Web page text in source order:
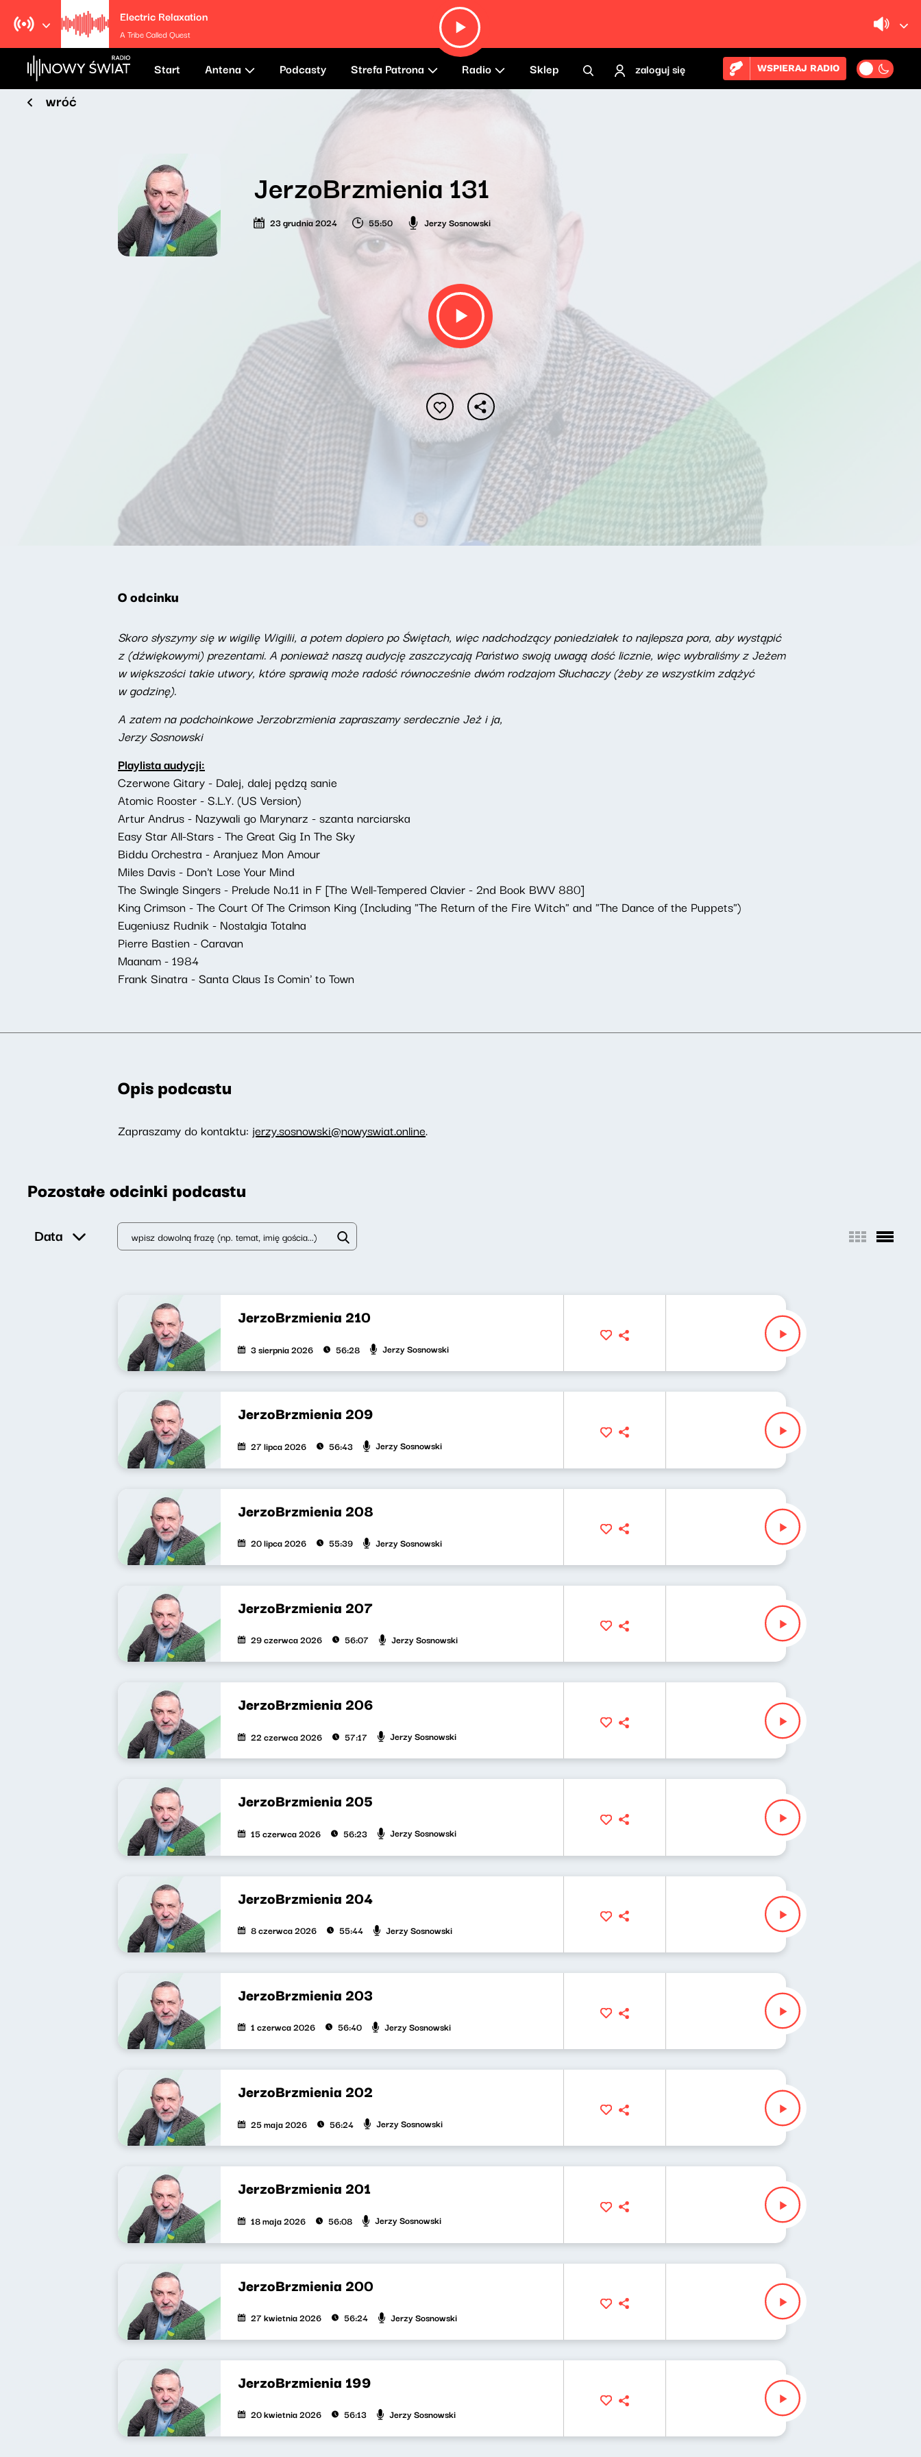
Electric Relaxation
A Tribe Called Quest
Start Antena Podcasty Strefa Patrona Radio Sklep zaloguj się WSPIERAJ RADIO
wróć
JerzoBrzmienia 131
23 grudnia 2024 55:50 Jerzy Sosnowski
O odcinku
Skoro słyszymy się w wigilię Wigilii, a potem dopiero po Świętach, więc nadchodzący poniedziałek to najlepsza pora, aby wystąpić
z (dźwiękowymi) prezentami. A ponieważ naszą audycję zaszczycają Państwo swoją uwagą dość licznie, więc wybraliśmy z Jeżem
w większości takie utwory, które sprawią może radość równocześnie dwóm rodzajom Słuchaczy (żeby ze wszystkim zdążyć
w godzinę).
A zatem na podchoinkowe Jerzobrzmienia zapraszamy serdecznie Jeż i ja,
Jerzy Sosnowski
Playlista audycji:
Czerwone Gitary - Dalej, dalej pędzą sanie
Atomic Rooster - S.L.Y. (US Version)
Artur Andrus - Nazywali go Marynarz - szanta narciarska
Easy Star All-Stars - The Great Gig In The Sky
Biddu Orchestra - Aranjuez Mon Amour
Miles Davis - Don't Lose Your Mind
The Swingle Singers - Prelude No.11 in F [The Well-Tempered Clavier - 2nd Book BWV 880]
King Crimson - The Court Of The Crimson King (Including "The Return of the Fire Witch" and "The Dance of the Puppets")
Eugeniusz Rudnik - Nostalgia Totalna
Pierre Bastien - Caravan
Maanam - 1984
Frank Sinatra - Santa Claus Is Comin' to Town
Opis podcastu
Zapraszamy do kontaktu: jerzy.sosnowski@nowyswiat.online.
Pozostałe odcinki podcastu
Data
JerzoBrzmienia 210
3 sierpnia 2026 56:28 Jerzy Sosnowski
JerzoBrzmienia 209
27 lipca 2026 56:43 Jerzy Sosnowski
JerzoBrzmienia 208
20 lipca 2026 55:39 Jerzy Sosnowski
JerzoBrzmienia 207
29 czerwca 2026 56:07 Jerzy Sosnowski
JerzoBrzmienia 206
22 czerwca 2026 57:17 Jerzy Sosnowski
JerzoBrzmienia 205
15 czerwca 2026 56:23 Jerzy Sosnowski
JerzoBrzmienia 204
8 czerwca 2026 55:44 Jerzy Sosnowski
JerzoBrzmienia 203
1 czerwca 2026 56:40 Jerzy Sosnowski
JerzoBrzmienia 202
25 maja 2026 56:24 Jerzy Sosnowski
JerzoBrzmienia 201
18 maja 2026 56:08 Jerzy Sosnowski
JerzoBrzmienia 200
27 kwietnia 2026 56:24 Jerzy Sosnowski
JerzoBrzmienia 199
20 kwietnia 2026 56:13 Jerzy Sosnowski